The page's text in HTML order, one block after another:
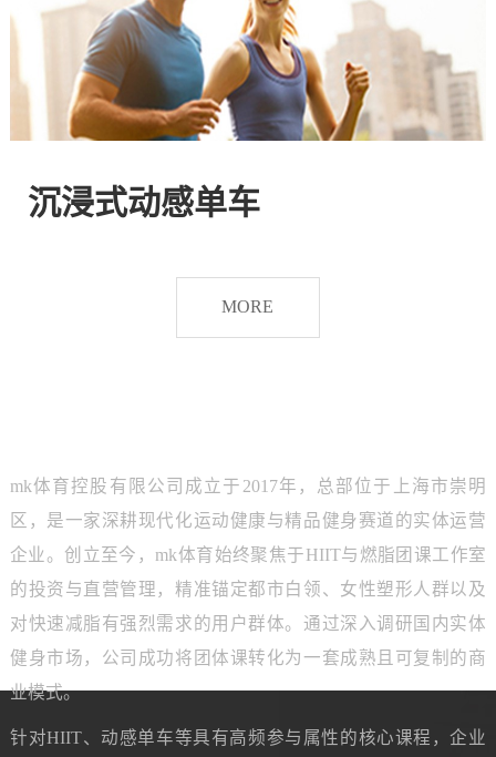
注
HIIT
燃
沉浸式动感单车
MORE
mk体育控股有限公司成立于2017年，总部位于上海市崇明
区，是一家深耕现代化运动健康与精品健身赛道的实体运营
企业。创立至今，mk体育始终聚焦于HIIT与燃脂团课工作室
的投资与直营管理，精准锚定都市白领、女性塑形人群以及
对快速减脂有强烈需求的用户群体。通过深入调研国内实体
健身市场，公司成功将团体课转化为一套成熟且可复制的商
业模式。
针对HIIT、动感单车等具有高频参与属性的核心课程，企业